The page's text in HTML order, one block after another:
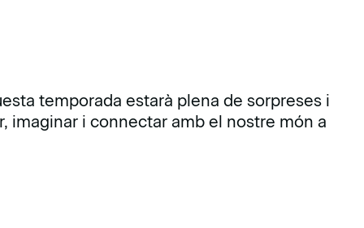
temporada estarà plena de sorpreses i
imaginar i connectar amb el nostre món a